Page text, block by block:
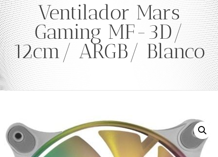
Ventilador Mars
Gaming MF-3D/
12cm/ ARGB/ Blanco